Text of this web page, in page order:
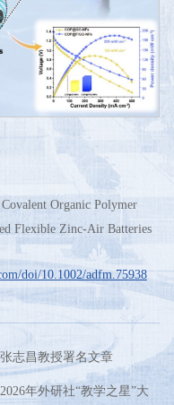
Organic Polymer
Flexible Zinc-Air Batteries
doi/10.1002/adfm.75938
志昌教授署名文章
年外研社“教学之星”大